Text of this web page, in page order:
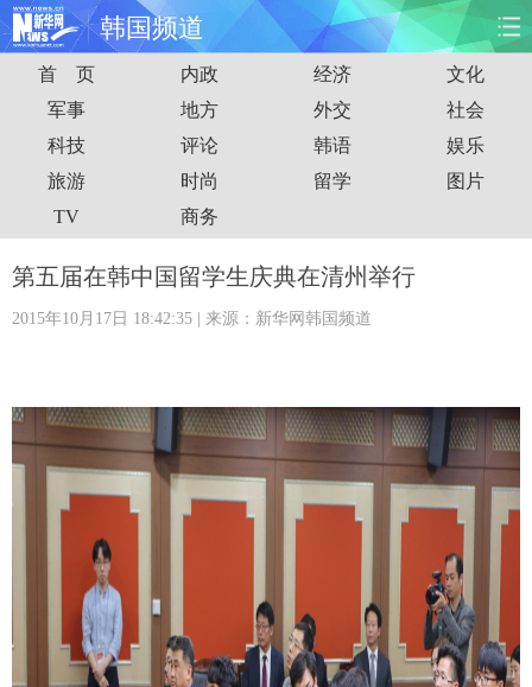
韩国频道
首页 时政 国际 财经
娱乐 体育 人事 教育
时尚 思客
港澳 台湾 华人
科技 能源 房产
旅游 健康 信息化 数据
金融 公益 军事 无人机
富媒体 新华广播
新华电视中文 新华电视英文 返回PC
首 页 内政 经济
文化
军事
地方 外交
社会
科技
评论 韩语
娱乐
旅游
时尚 留学
图片
TV
商务
第五届在韩中国留学生庆典在清州举行
2015年10月17日 18:42:35 | 来源：新华网韩国频道